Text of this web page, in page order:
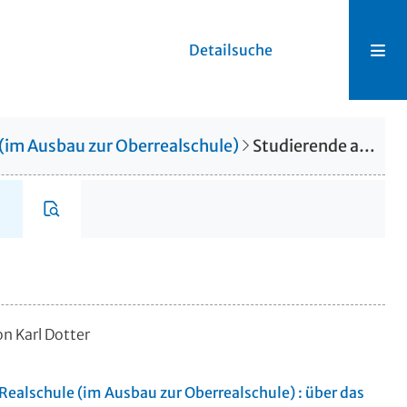
Detailsuche
Ausbau zur Oberrealschule) Studierende aus Alsfeld vor 1700
Karl Dotter
(im Ausbau zur Oberrealschule) : über das